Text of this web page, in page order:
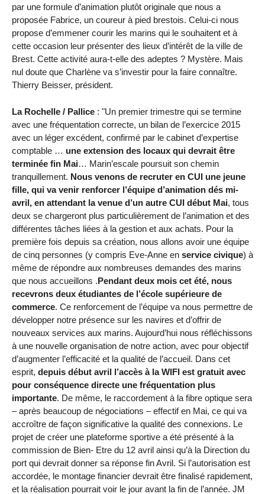
par une formule d’animation plutôt originale que nous a
proposée Fabrice, un coureur à pied brestois. Celui-ci nous
propose d’emmener courir les marins qui le souhaitent et à
cette occasion leur présenter des lieux d’intérêt de la ville de
Brest. Cette activité aura-t-elle des adeptes ? Mystère. Mais
nul doute que Charlène va s’investir pour la faire connaître.
Thierry Beisser, président.
La Rochelle / Pallice : "Un premier trimestre qui se termine
avec une fréquentation correcte, un bilan de l’exercice 2015
avec un léger excédent, confirmé par le cabinet d’expertise
comptable … une extension des locaux qui devrait être
terminée fin Mai… Marin’escale poursuit son chemin
tranquillement. Nous venons de recruter en CUI une jeune
fille, qui va venir renforcer l’équipe d’animation dés mi-
avril, en attendant la venue d’un autre CUI début Mai, tous
deux se chargeront plus particulièrement de l’animation et des
différentes tâches liées à la gestion et aux achats. Pour la
première fois depuis sa création, nous allons avoir une équipe
de cinq personnes (y compris Eve-Anne en service civique) à
même de répondre aux nombreuses demandes des marins
que nous accueillons .Pendant deux mois cet été, nous
recevrons deux étudiantes de l’école supérieure de
commerce. Ce renforcement de l’équipe va nous permettre de
développer notre présence sur les navires et d’offrir de
nouveaux services aux marins. Aujourd’hui nous réfléchissons
à une nouvelle organisation de notre action, avec pour objectif
d’augmenter l’efficacité et la qualité de l’accueil. Dans cet
esprit, depuis début avril l’accès à la WIFI est gratuit avec
pour conséquence directe une fréquentation plus
importante. De même, le raccordement à la fibre optique sera
– après beaucoup de négociations – effectif en Mai, ce qui va
accroître de façon significative la qualité des connexions. Le
projet de créer une plateforme sportive a été présenté à la
commission de Bien- Etre du 12 avril ainsi qu’à la Direction du
port qui devrait donner sa réponse fin Avril. Si l’autorisation est
accordée, le montage financier devrait être finalisé rapidement,
et la réalisation pourrait voir le jour avant la fin de l’année. JM